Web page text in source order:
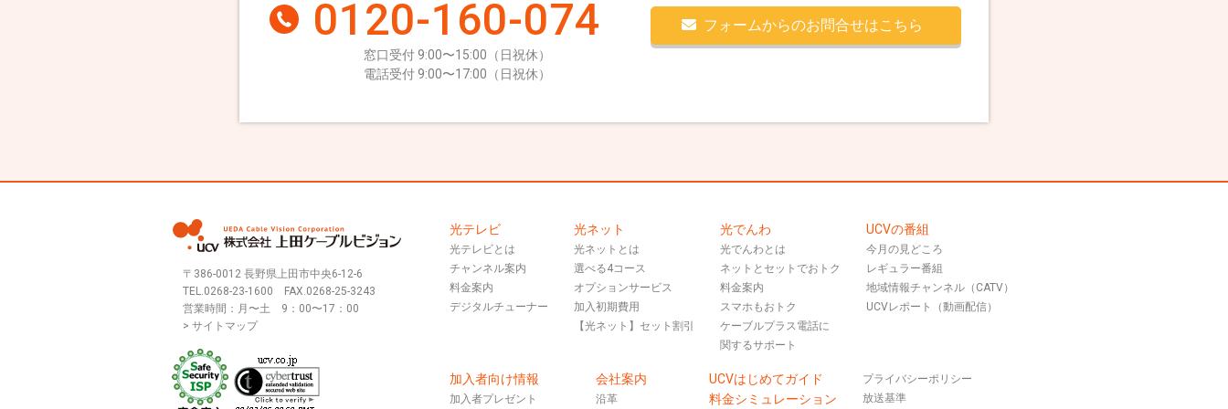
0120-160-074
窓口受付 9:00〜15:00（日祝休）
電話受付 9:00〜17:00（日祝休）
フォームからのお問合せはこちら
〒386-0012 長野県上田市中央6-12-6
TEL.0268-23-1600 FAX.0268-25-3243
営業時間：月〜土 9：00〜17：00
> サイトマップ
光テレビ
光テレビとは
チャンネル案内
料金案内
デジタルチューナー
光ネット
光ネットとは
選べる4コース
オプションサービス
加入初期費用
【光ネット】セット割引
光でんわ
光でんわとは
ネットとセットでおトク
料金案内
スマホもおトク
ケーブルプラス電話に
関するサポート
UCVの番組
今月の見どころ
レギュラー番組
地域情報チャンネル（CATV）
UCVレポート（動画配信）
加入者向け情報
加入者プレゼント
会社案内
沿革
UCVはじめてガイド
料金シミュレーション
プライバシーポリシー
放送基準